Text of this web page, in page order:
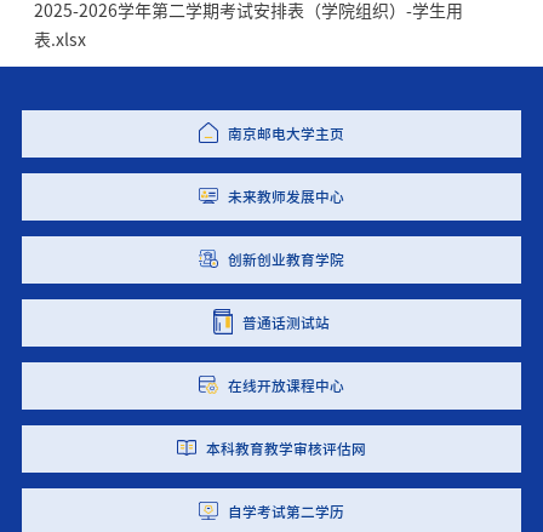
2025-2026学年第二学期考试安排表（学院组织）-学生用
表.xlsx
南京邮电大学主页
未来教师发展中心
创新创业教育学院
普通话测试站
在线开放课程中心
本科教育教学审核评估网
自学考试第二学历